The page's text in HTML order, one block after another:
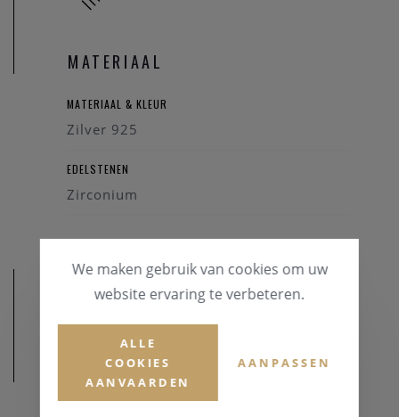
MATERIAAL
MATERIAAL & KLEUR
Zilver 925
EDELSTENEN
Zirconium
AFMETINGEN
We maken gebruik van cookies om uw
website ervaring te verbeteren.
ALLE
COOKIES
AANVAARDEN
AANPASSEN